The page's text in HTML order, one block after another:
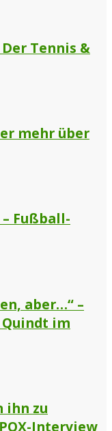
Tennis &
mehr über
Fußball-
aber…“ –
Quindt im
ihn zu
Interview